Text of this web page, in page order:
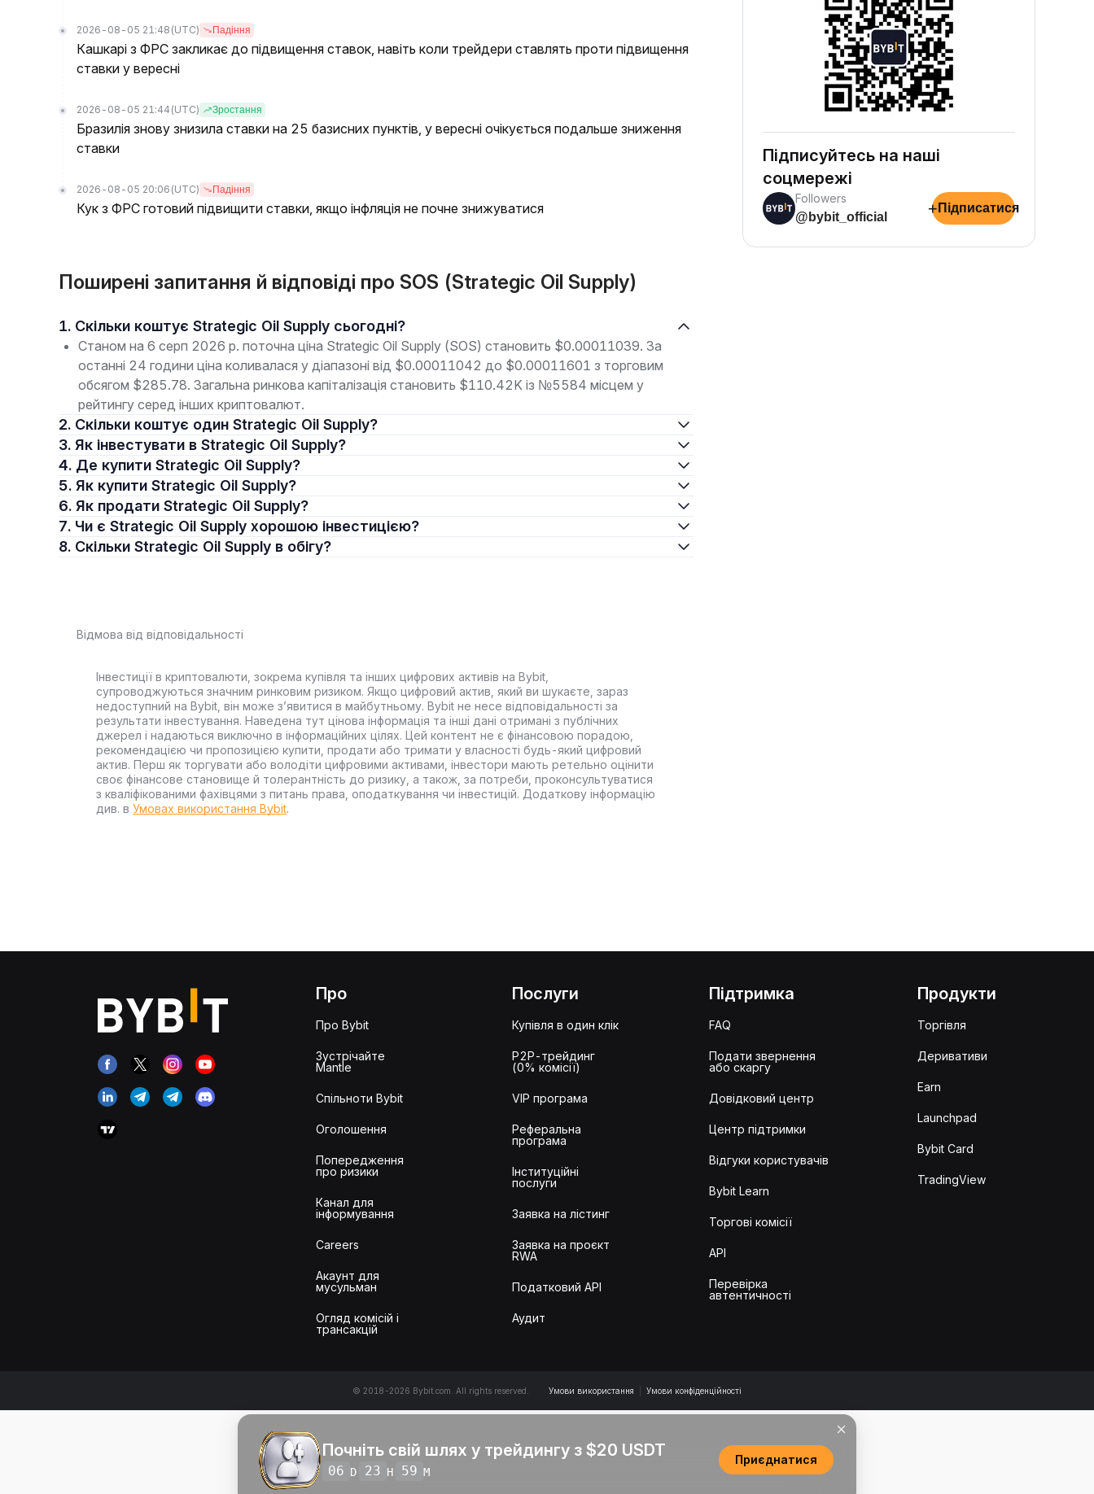
2026-08-05 21:48 (UTC) Падіння
Кашкарі з ФРС закликає до підвищення ставок, навіть коли трейдери ставлять проти підвищення
ставки у вересні
2026-08-05 21:44 (UTC) Зростання
Бразилія знову знизила ставки на 25 базисних пунктів, у вересні очікується подальше зниження
ставки
2026-08-05 20:06 (UTC) Падіння
Кук з ФРС готовий підвищити ставки, якщо інфляція не почне знижуватися
Поширені запитання й відповіді про SOS (Strategic Oil Supply)
1. Скільки коштує Strategic Oil Supply сьогодні?
Станом на 6 серп 2026 р. поточна ціна Strategic Oil Supply (SOS) становить $0.00011039. За
останні 24 години ціна коливалася у діапазоні від $0.00011042 до $0.00011601 з торговим
обсягом $285.78. Загальна ринкова капіталізація становить $110.42K із №5584 місцем у
рейтингу серед інших криптовалют.
2. Скільки коштує один Strategic Oil Supply?
3. Як інвестувати в Strategic Oil Supply?
4. Де купити Strategic Oil Supply?
5. Як купити Strategic Oil Supply?
6. Як продати Strategic Oil Supply?
7. Чи є Strategic Oil Supply хорошою інвестицією?
8. Скільки Strategic Oil Supply в обігу?
Відмова від відповідальності
Інвестиції в криптовалюти, зокрема купівля та інших цифрових активів на Bybit,
супроводжуються значним ринковим ризиком. Якщо цифровий актив, який ви шукаєте, зараз
недоступний на Bybit, він може з’явитися в майбутньому. Bybit не несе відповідальності за
результати інвестування. Наведена тут цінова інформація та інші дані отримані з публічних
джерел і надаються виключно в інформаційних цілях. Цей контент не є фінансовою порадою,
рекомендацією чи пропозицією купити, продати або тримати у власності будь-який цифровий
актив. Перш як торгувати або володіти цифровими активами, інвестори мають ретельно оцінити
своє фінансове становище й толерантність до ризику, а також, за потреби, проконсультуватися
з кваліфікованими фахівцями з питань права, оподаткування чи інвестицій. Додаткову інформацію
див. в Умовах використання Bybit.
Підписуйтесь на наші
соцмережі
Followers
@bybit_official
+ Підписатися
Про
Про Bybit
Зустрічайте
Mantle
Спільноти Bybit
Оголошення
Попередження
про ризики
Канал для
інформування
Careers
Акаунт для
мусульман
Огляд комісій і
трансакцій
Послуги
Купівля в один клік
P2P-трейдинг
(0% комісії)
VIP програма
Реферальна
програма
Інституційні
послуги
Заявка на лістинг
Заявка на проєкт
RWA
Податковий API
Аудит
Підтримка
FAQ
Подати звернення
або скаргу
Довідковий центр
Центр підтримки
Відгуки користувачів
Bybit Learn
Торгові комісії
API
Перевірка
автентичності
Продукти
Торгівля
Деривативи
Earn
Launchpad
Bybit Card
TradingView
© 2018-2026 Bybit.com. All rights reserved. Умови використання Умови конфіденційності
Почніть свій шлях у трейдингу з $20 USDT
06 D 23 H 59 M
Приєднатися